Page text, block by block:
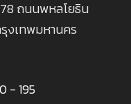
ถนนพหลโยธิน
งเทพมหานคร
- 195